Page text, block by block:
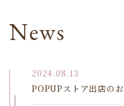
News
2024.08.13
POPUPストア出店の